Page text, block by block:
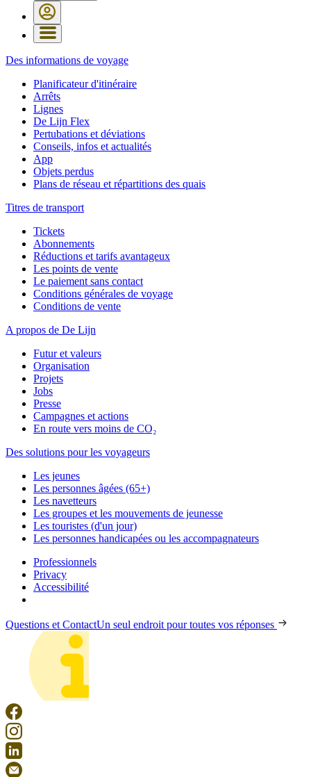
Des informations de voyage
Planificateur d'itinéraire
Arrêts
Lignes
De Lijn Flex
Pertubations et déviations
Conseils, infos et actualités
App
Objets perdus
Plans de réseau et répartitions des quais
Titres de transport
Tickets
Abonnements
Réductions et tarifs avantageux
Les points de vente
Le paiement sans contact
Conditions générales de voyage
Conditions de vente
A propos de De Lijn
Futur et valeurs
Organisation
Projets
Jobs
Presse
Campagnes et actions
En route vers moins de CO₂
Des solutions pour les voyageurs
Les jeunes
Les personnes âgées (65+)
Les navetteurs
Les groupes et les mouvements de jeunesse
Les touristes (d'un jour)
Les personnes handicapées ou les accompagnateurs
Professionnels
Privacy
Accessibilité
Questions et ContactUn seul endroit pour toutes vos réponses